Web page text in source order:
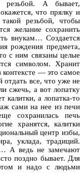
резьбой. А бывает,
что прялку и
резьбой, чтобы
желание сохранить
внукам… Создается
рождения предмета,
с ним связаны целые
символом. Хранит
— это самое
отдать все, что уже не
сжечь, а вот лопатку
калитки, а лопатка-то
сами на нее из печи
сохранилась печь
хранятся, калитки
центр избы,
уклада, традиций.
А ведь не замечают
поздно бывает. Для
и надо с людьми